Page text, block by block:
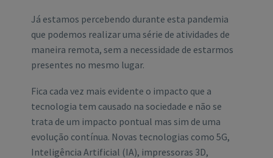
Já estamos percebendo durante esta pandemia
que podemos realizar uma série de atividades de
maneira remota, sem a necessidade de estarmos
presentes no mesmo lugar.
Fica cada vez mais evidente o impacto que a
tecnologia tem causado na sociedade e não se
trata de um impacto pontual mas sim de uma
evolução contínua. Novas tecnologias como 5G,
Inteligência Artificial (IA), impressoras 3D,